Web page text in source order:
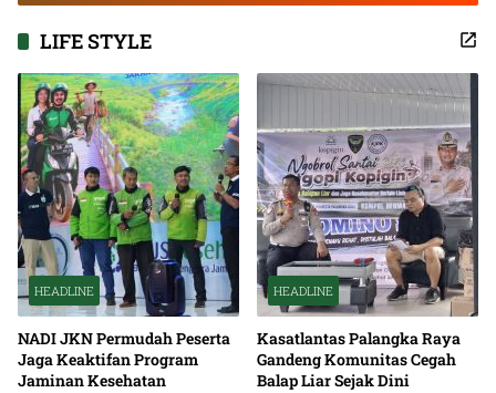
LIFE STYLE
HEADLINE
NADI JKN Permudah Peserta
Jaga Keaktifan Program
Jaminan Kesehatan
HEADLINE
Kasatlantas Palangka Raya
Gandeng Komunitas Cegah
Balap Liar Sejak Dini